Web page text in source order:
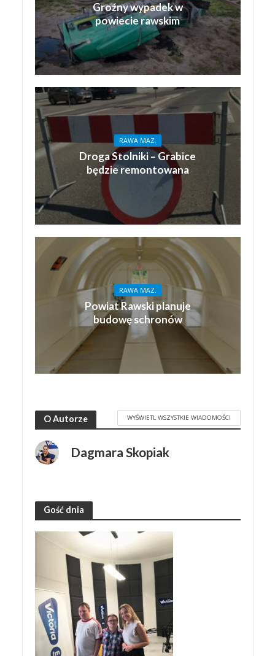
Groźny wypadek w
powiecie rawskim
RAWA MAZ.
Droga Stolniki – Grabice
będzie remontowana
RAWA MAZ.
Powiat Rawski planuje
budowę schronów
O Autorze WYŚWIETL WSZYSTKIE WIADOMOŚCI
Dagmara Skopiak
Gość dnia